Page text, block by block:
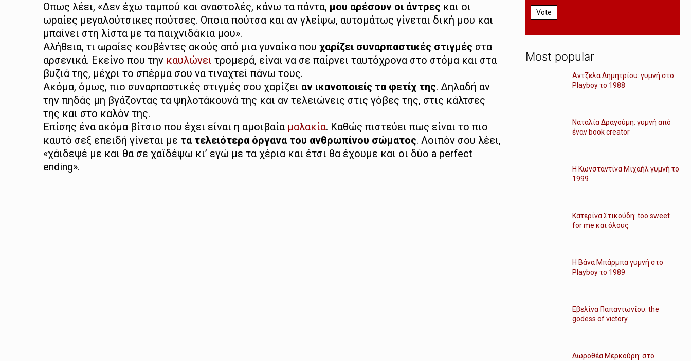
Οπως λέει, «Δεν έχω ταμπού και αναστολές, κάνω τα πάντα, μου αρέσουν οι άντρες και οι
ωραίες μεγαλούτσικες πούτσες. Οποια πούτσα και αν γλείψω, αυτομάτως γίνεται δική μου και
μπαίνει στη λίστα με τα παιχνιδάκια μου».
Αλήθεια, τι ωραίες κουβέντες ακούς από μια γυναίκα που χαρίζει συναρπαστικές στιγμές στα
αρσενικά. Εκείνο που την καυλώνει τρομερά, είναι να σε παίρνει ταυτόχρονα στο στόμα και στα
βυζιά της, μέχρι το σπέρμα σου να τιναχτεί πάνω τους.
Ακόμα, όμως, πιο συναρπαστικές στιγμές σου χαρίζει αν ικανοποιείς τα φετίχ της. Δηλαδή αν
την πηδάς μη βγάζοντας τα ψηλοτάκουνά της και αν τελειώνεις στις γόβες της, στις κάλτσες
της και στο καλόν της.
Επίσης ένα ακόμα βίτσιο που έχει είναι η αμοιβαία μαλακία. Καθώς πιστεύει πως είναι το πιο
καυτό σεξ επειδή γίνεται με τα τελειότερα όργανα του ανθρωπίνου σώματος. Λοιπόν σου λέει,
«χάιδεψέ με και θα σε χαϊδέψω κι’ εγώ με τα χέρια και έτσι θα έχουμε και οι δύο a perfect
ending».
Vote
Most popular
Αντζελα Δημητρίου: γυμνή στο
Playboy το 1988
Ναταλία Δραγούμη: γυμνή από
έναν book creator
Η Κωνσταντίνα Μιχαήλ γυμνή το
1999
Κατερίνα Στικούδη: too sweet
for me και όλους
Η Βάνα Μπάρμπα γυμνή στο
Playboy το 1989
Εβελίνα Παπαντωνίου: the
godess of victory
Δωροθέα Μερκούρη: στο